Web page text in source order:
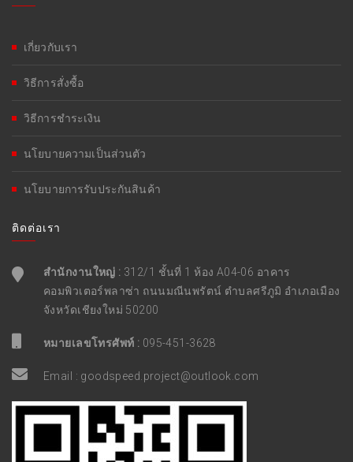
เกี่ยวกับเรา
วิธีการสั่งซื้อ
วิธีการชำระเงิน
นโยบายความเป็นส่วนตัว
นโยบายการรับประกันสินค้า
ติดต่อเรา
สำนักงานใหญ่ : 312/1 ชั้นที่ 1 ห้อง A04-06 อาคาร
คอมพิวเตอร์พลาซ่า ถนนมณีนพรัตน์ ตำบลศรีภูมิ อำเภอเมือง
จังหวัดเชียงใหม่ 50200
หมายเลขโทรศัพท์ : 095-451-3628
Email : goodspeed.project@outlook.com